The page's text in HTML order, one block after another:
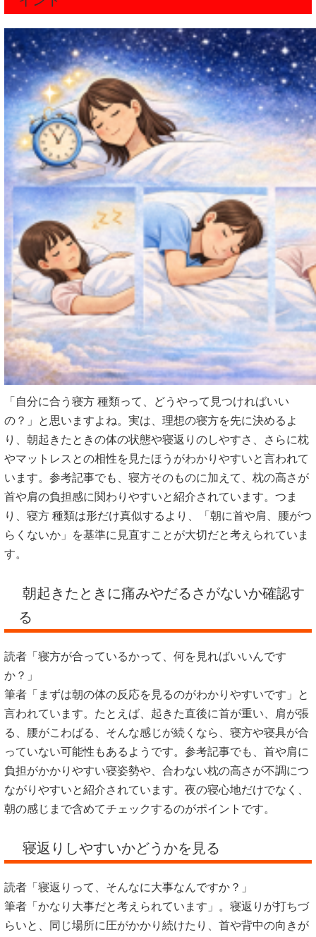
「自分に合う寝方 種類って、どうやって見つければいい
の？」と思いますよね。実は、理想の寝方を先に決めるよ
り、朝起きたときの体の状態や寝返りのしやすさ、さらに枕
やマットレスとの相性を見たほうがわかりやすいと言われて
います。参考記事でも、寝方そのものに加えて、枕の高さが
首や肩の負担感に関わりやすいと紹介されています。つま
り、寝方 種類は形だけ真似するより、「朝に首や肩、腰がつ
らくないか」を基準に見直すことが大切だと考えられていま
す。
朝起きたときに痛みやだるさがないか確認す
る
読者「寝方が合っているかって、何を見ればいいんです
か？」
筆者「まずは朝の体の反応を見るのがわかりやすいです」と
言われています。たとえば、起きた直後に首が重い、肩が張
る、腰がこわばる、そんな感じが続くなら、寝方や寝具が合
っていない可能性もあるようです。参考記事でも、首や肩に
負担がかかりやすい寝姿勢や、合わない枕の高さが不調につ
ながりやすいと紹介されています。夜の寝心地だけでなく、
朝の感じまで含めてチェックするのがポイントです。
寝返りしやすいかどうかを見る
読者「寝返りって、そんなに大事なんですか？」
筆者「かなり大事だと考えられています」。寝返りが打ちづ
らいと、同じ場所に圧がかかり続けたり、首や背中の向きが